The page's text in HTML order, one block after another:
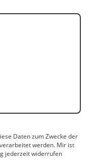
Daten zum Zwecke der
werden. Mir ist
jederzeit widerrufen